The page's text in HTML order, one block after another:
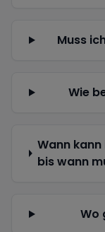
Muss
Wie
Wann
bis wann
Wo